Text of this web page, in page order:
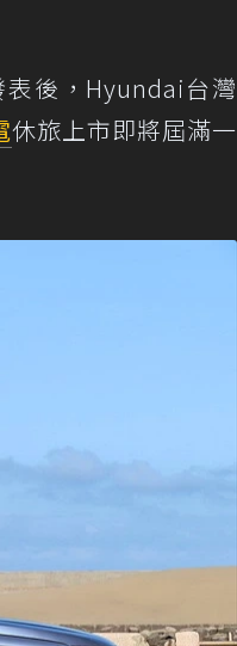
後，Hyundai台灣
休旅上市即將屆滿一